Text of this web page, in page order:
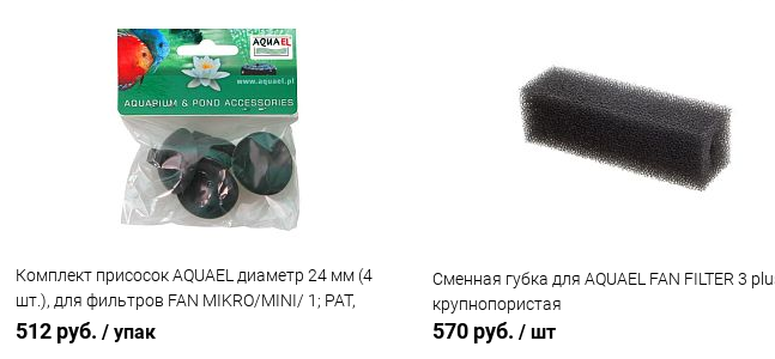
Купить в 1 клик Сравнение
В избранное В наличии
Купить в 1 клик
В избранное В наличии
Комплект присосок AQUAEL диаметр 24 мм (4
шт.), для фильтров FAN MIKRO/MINI/ 1; PAT,
TURBO/CIRCULATOR 500; ASAP 300/500
512 руб. / упак
Сменная губка для AQUAEL FAN FILTER 3
крупнопористая
570 руб. / шт